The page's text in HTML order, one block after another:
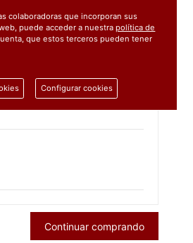
Continuar comprando
colaboradoras que incorporan sus
puede acceder a nuestrapolítica de
que estos terceros pueden tener
Configurar cookies